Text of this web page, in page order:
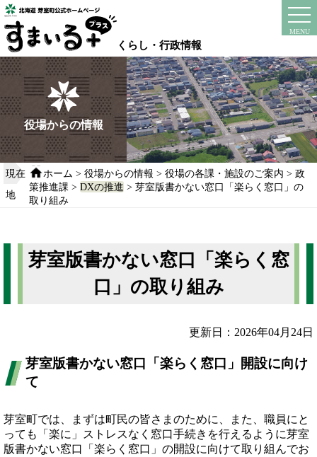
本
文
へ
移
動
る
くらし・行政情報
MENU
instagram
役場からの情報
現在
地
ホーム >役場からの情報 >役場の各課・施設のご案内 >政
策推進課 >DXの推進 > 芽室版書かない窓口「楽らく窓口」の
取り組み
芽室版書かない窓口「楽らく窓
口」の取り組み
更新日：2026年04月24日
芽室版書かない窓口「楽らく窓口」開設に向け
て
芽室町では、まずは町民の皆さまのために、また、職員にと
っても「楽に」ストレスなく窓口手続きを行えるように芽室
版書かない窓口「楽らく窓口」の開設に向けて取り組んでお